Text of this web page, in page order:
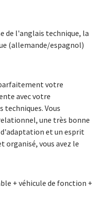
de l'anglais technique, la
(allemande/espagnol)
votre
avec votre
techniques. Vous
une très bonne
et un esprit
organisé, vous avez le
+ véhicule de fonction +